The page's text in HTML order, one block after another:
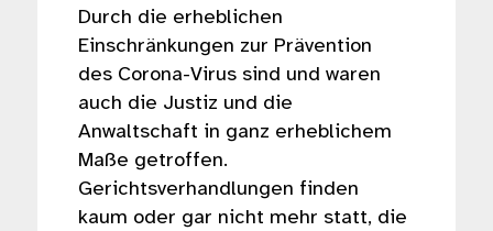
Durch die erheblichen
Einschränkungen zur Prävention
des Corona-Virus sind und waren
auch die Justiz und die
Anwaltschaft in ganz erheblichem
Maße getroffen.
Gerichtsverhandlungen finden
kaum oder gar nicht mehr statt, die